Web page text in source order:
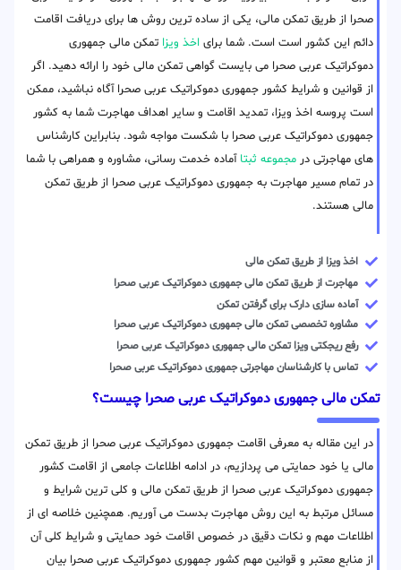
صحرا از طریق تمکن مالی، یکی از ساده ترین روش ها برای دریافت اقامت
دائم این کشور است است. شما برای اخذ ویزا تمکن مالی جمهوری
دموکراتیک عربی صحرا می بایست گواهی تمکن مالی خود را ارائه دهید. اگر
از قوانین و شرایط کشور جمهوری دموکراتیک عربی صحرا آگاه نباشید، ممکن
است پروسه اخذ ویزا، تمدید اقامت و سایر اهداف مهاجرت شما به کشور
جمهوری دموکراتیک عربی صحرا با شکست مواجه شود. بنابراین کارشناس
های مهاجرتی در مجموعه ثبتا آماده خدمت رسانی، مشاوره و همراهی با شما
در تمام مسیر مهاجرت به جمهوری دموکراتیک عربی صحرا از طریق تمکن
مالی هستند.
اخذ ویزا از طریق تمکن مالی
مهاجرت از طریق تمکن مالی جمهوری دموکراتیک عربی صحرا
آماده سازی دارک برای گرفتن تمکن
مشاوره تخصصی تمکن مالی جمهوری دموکراتیک عربی صحرا
رفع ریجکتی ویزا تمکن مالی جمهوری دموکراتیک عربی صحرا
تماس با کارشناسان مهاجرتی جمهوری دموکراتیک عربی صحرا
تمکن مالی جمهوری دموکراتیک عربی صحرا چیست؟
در این مقاله به معرفی اقامت جمهوری دموکراتیک عربی صحرا از طریق تمکن
مالی یا خود حمایتی می پردازیم، در ادامه اطلاعات جامعی از اقامت کشور
جمهوری دموکراتیک عربی صحرا از طریق تمکن مالی و کلی ترین شرایط و
مسائل مرتبط به این روش مهاجرت بدست می آوریم. همچنین خلاصه ای از
اطلاعات مهم و نکات دقیق در خصوص اقامت خود حمایتی و شرایط کلی آن
از منابع معتبر و قوانین مهم کشور جمهوری دموکراتیک عربی صحرا بیان